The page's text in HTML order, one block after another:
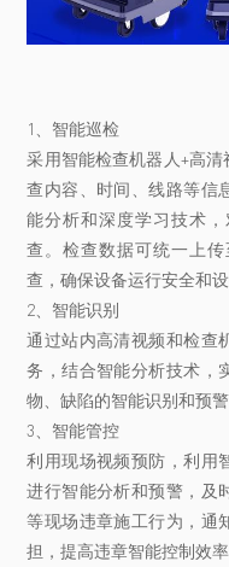
1、智能巡检
采用智能检查机器人+高
查内容、时间、线路等信
能分析和深度学习技术
查。检查数据可统一上
查，确保设备运行安全和设
2、智能识别
通过站内高清视频和检查
务，结合智能分析技术，
物、缺陷的智能识别和预警
3、智能管控
利用现场视频预防，利用
进行智能分析和预警，及
等现场违章施工行为，通
担，提高违章智能控制效率